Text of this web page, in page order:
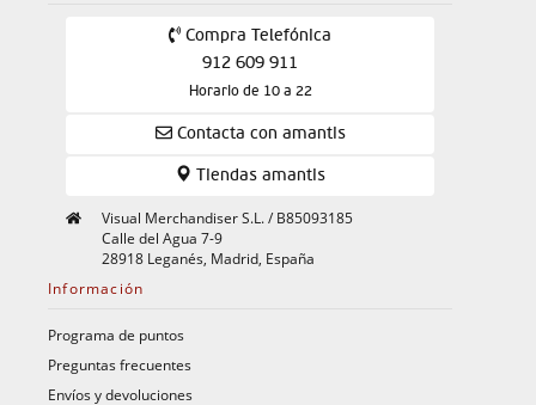
Compra Telefónica
912 609 911
Horario de 10 a 22
Contacta con amantis
Tiendas amantis
Visual Merchandiser S.L. / B85093185
Calle del Agua 7-9
28918 Leganés, Madrid, España
Información
Programa de puntos
Preguntas frecuentes
Envíos y devoluciones